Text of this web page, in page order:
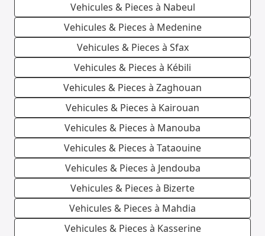
Vehicules & Pieces à Nabeul
Vehicules & Pieces à Medenine
Vehicules & Pieces à Sfax
Vehicules & Pieces à Kébili
Vehicules & Pieces à Zaghouan
Vehicules & Pieces à Kairouan
Vehicules & Pieces à Manouba
Vehicules & Pieces à Tataouine
Vehicules & Pieces à Jendouba
Vehicules & Pieces à Bizerte
Vehicules & Pieces à Mahdia
Vehicules & Pieces à Kasserine